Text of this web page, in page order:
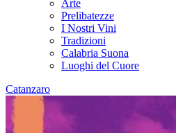
Arte
Prelibatezze
I Nostri Vini
Tradizioni
Calabria Suona
Luoghi del Cuore
Catanzaro